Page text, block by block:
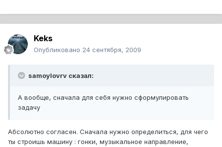
Keks
Опубликовано 24 сентября, 2009
samoylovrv сказал:
А вообще, сначала для себя нужно сформулировать
задачу
Абсолютно согласен. Сначала нужно определиться, для чего
ты строишь машину : гонки, музыкальное направление,